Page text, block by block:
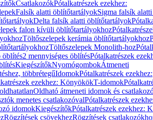
CsatlakozókPótalkatrészek ezekhez:
Falsík alatti öblítőtartályokSigma falsík
Delta falsík alatti öblítőtartályok
falon kívüli öblítőtartályokhoz
Töltőszelepek kerámia öblítőtartályokhoz
Töltőszelepek Monolith-hoz
öblítés2 mennyiséges öblítésPótalkatrészek
KiegészítőkNyomógombokÁtmeneti
többrétegűIdomokPótalkatrészek ezekhez:
ezekhez: KönyökökT-idomok
Oldható átmeneti idomok és
menetes csatlakozóvalPótalkatrészek
idomokKiegészítőkPótalkatrészek ezekhez:
Rögzítések csövekhezRögzítések